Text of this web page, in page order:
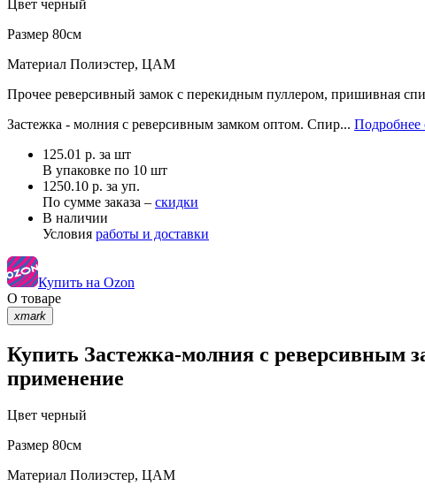
Цвет черный
Размер 80см
Материал Полиэстер, ЦАМ
Прочее реверсивный замок с перекидным пуллером, пришивная
Застежка - молния с реверсивным замком оптом. Спир... Подробнее
125.01 р. за шт
В упаковке по 10 шт
1250.10 р. за уп.
По сумме заказа – скидки
В наличии
Условия работы и доставки
Купить на Ozon
О товаре
xmark
Купить Застежка-молния с реверсивным
применение
Цвет черный
Размер 80см
Материал Полиэстер, ЦАМ